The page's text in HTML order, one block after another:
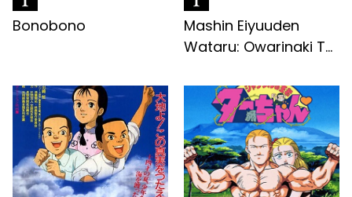
Bonobono
Mashin Eiyuuden
Wataru: Owarinaki T...